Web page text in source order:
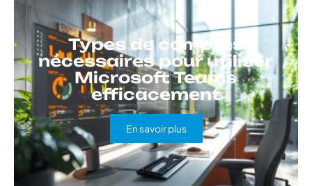
Types de comptes
nécessaires pour utiliser
Microsoft Teams
efficacement
En savoir plus